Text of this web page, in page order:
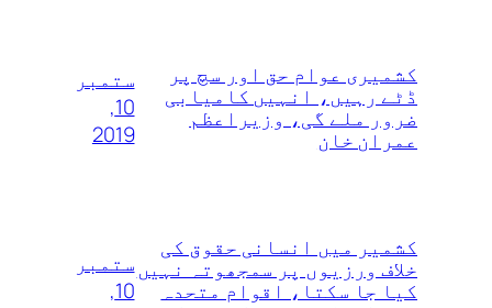
کشمیری عوام حق اور سچ پر
ڈٹے رہیں، انہیں کامیابی
ضرور ملے گی، وزیراعظم
عمران خان
ستمبر
10,
2019
کشمیر میں انسانی حقوق کی
خلاف ورزیوں پر سمجھوتہ نہیں‌
کیا جا سکتا، اقوام متحدہ
ستمبر
10,